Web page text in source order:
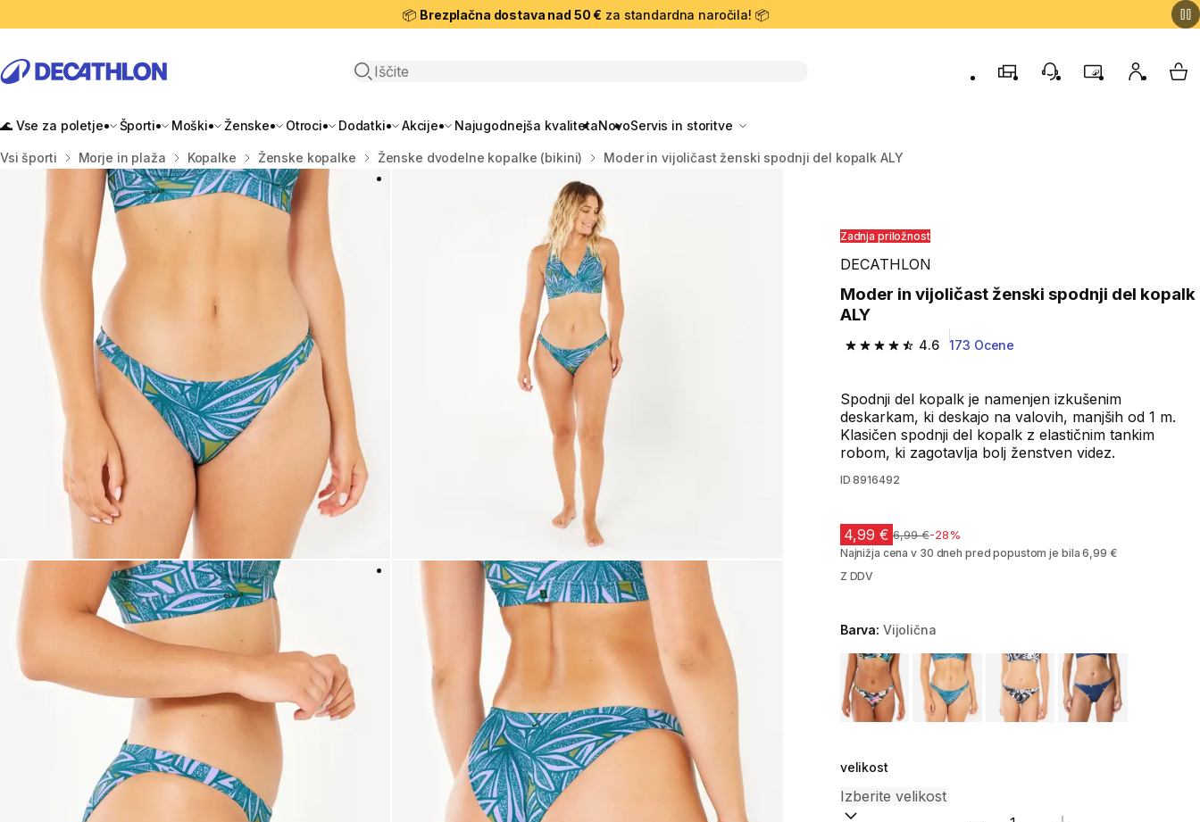
📦 Brezplačna dostava nad 50 € za standardna naročila! 📦
Odpri iskanje
TrgovinePodporo strankam
ProgramMoj račun
🌊 Vse za poletje Športi Moški Ženske Otroci Dodatki Akcije Najugodnejša kvalitetaNovoServis in storitve
Domov
Vsi športi Morje in plaža Kopalke Ženske kopalke Ženske dvodelne kopalke (bikini) Moder in vijoličast ženski spodnji del kopalk ALY
Zadnja priložnost
DECATHLON
Moder in vijoličast ženski spodnji del kopalk
ALY
4.6
4.6 od 5 zvezdic from 173 ocene
173 Ocene
Spodnji del kopalk je namenjen izkušenim
deskarkam, ki deskajo na valovih, manjših od 1 m.
Klasičen spodnji del kopalk z elastičnim tankim
robom, ki zagotavlja bolj ženstven videz.
ID 8916492
4,99 € Cena pred znižanjem
6,99 €-28%
Najnižja cena v 30 dneh pred popustom je bila 6,99 €
Z DDV
Barva: Vijolična
Choose a variant
velikost